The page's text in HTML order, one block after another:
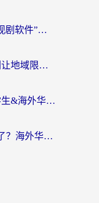
海外党必看：选对“海外看电视剧软件”，再也不用愁国内剧刷不了
国外如何听国内音乐软件？别让地域限制，断了你的中文歌单
海外哪里能看奥运直播？留学生&海外华人必看的体育赛事观赛终极指南
12123交管在国外怎么使用不了？海外华人必看的无缝访问国内资源指南